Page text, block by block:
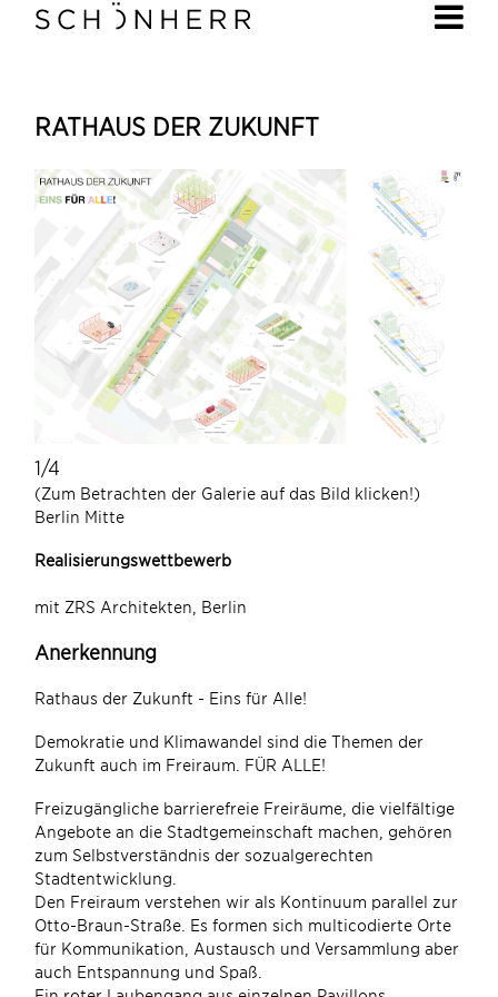
RATHAUS DER ZUKUNFT
1/4
(Zum Betrachten der Galerie auf das Bild klicken!)
Berlin Mitte
Realisierungswettbewerb
mit ZRS Architekten, Berlin
Anerkennung
Rathaus der Zukunft - Eins für Alle!
Demokratie und Klimawandel sind die Themen der
Zukunft auch im Freiraum. FÜR ALLE!
Freizugängliche barrierefreie Freiräume, die vielfältige
Angebote an die Stadtgemeinschaft machen, gehören
zum Selbstverständnis der sozualgerechten
Stadtentwicklung.
Den Freiraum verstehen wir als Kontinuum parallel zur
Otto-Braun-Straße. Es formen sich multicodierte Orte
für Kommunikation, Austausch und Versammlung aber
auch Entspannung und Spaß.